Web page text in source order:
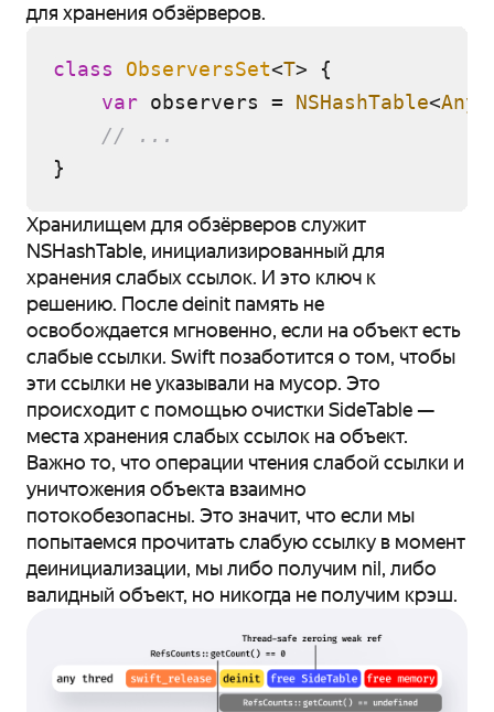
для хранения обзёрверов.
class ObserversSet<T> {
var observers = NSHashTable<
// ...
Хранилищем для обзёрверов служит
NSHashTable, инициализированный для
хранения слабых ссылок. И это ключ к
решению. После deinit память не
освобождается мгновенно, если на объект есть
слабые ссылки. Swift позаботится о том, чтобы
эти ссылки не указывали на мусор. Это
происходит с помощью очистки SideTable —
места хранения слабых ссылок на объект.
Важно то, что операции чтения слабой ссылки и
уничтожения объекта взаимно
потокобезопасны. Это значит, что если мы
попытаемся прочитать слабую ссылку в момент
деинициализации, мы либо получим nil, либо
валидный объект, но никогда не получим крэш.